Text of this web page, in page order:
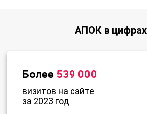
АПОК в цифрах
Более 539 000
визитов на сайте
за 2023 год